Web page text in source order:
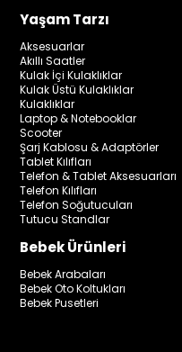
Yaşam Tarzı
Aksesuarlar
Akıllı Saatler
Kulak İçi Kulaklıklar
Kulak Üstü Kulaklıklar
Kulaklıklar
Laptop & Notebooklar
Scooter
Şarj Kablosu & Adaptörler
Tablet Kılıfları
Telefon & Tablet Aksesuarları
Telefon Kılıfları
Telefon Soğutucuları
Tutucu Standlar
Bebek Ürünleri
Bebek Arabaları
Bebek Oto Koltukları
Bebek Pusetleri